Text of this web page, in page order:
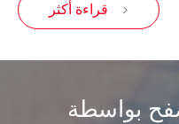
قراءة أكثر 